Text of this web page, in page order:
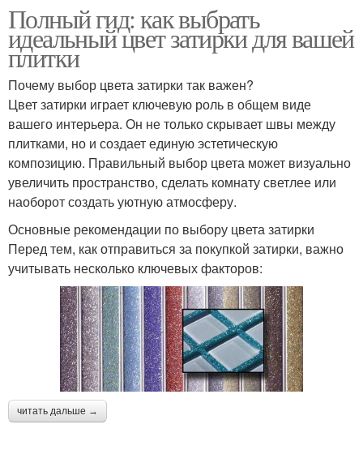
Полный гид: как выбрать
идеальный цвет затирки для вашей
плитки
Почему выбор цвета затирки так важен?
Цвет затирки играет ключевую роль в общем виде
вашего интерьера. Он не только скрывает швы между
плитками, но и создает единую эстетическую
композицию. Правильный выбор цвета может визуально
увеличить пространство, сделать комнату светлее или
наоборот создать уютную атмосферу.
Основные рекомендации по выбору цвета затирки
Перед тем, как отправиться за покупкой затирки, важно
учитывать несколько ключевых факторов:
читать дальше →